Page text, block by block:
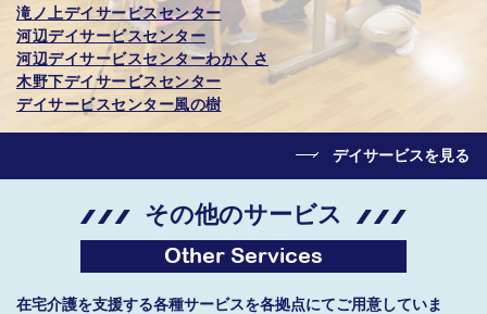
滝ノ上デイサービスセンター
河辺デイサービスセンター
河辺デイサービスセンターわかくさ
木野下デイサービスセンター
デイサービスセンター風の樹
デイサービスを見る
その他のサービス
Other Services
在宅介護を支援する各種サービスを各拠点にてご用意していま